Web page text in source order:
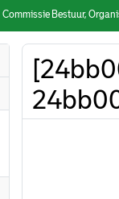
Commissie Bestuur, Organisatie,